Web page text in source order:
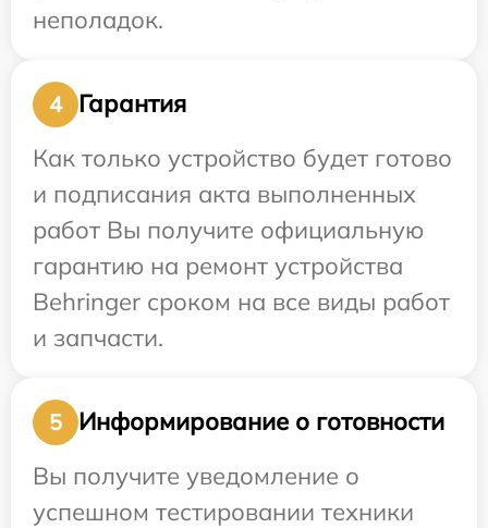
неполадок.
4
Гарантия
Как только устройство будет готово
и подписания акта выполненных
работ Вы получите официальную
гарантию на ремонт устройства
Behringer сроком на все виды работ
и запчасти.
5
Информирование о готовности
Вы получите уведомление о
успешном тестировании техники